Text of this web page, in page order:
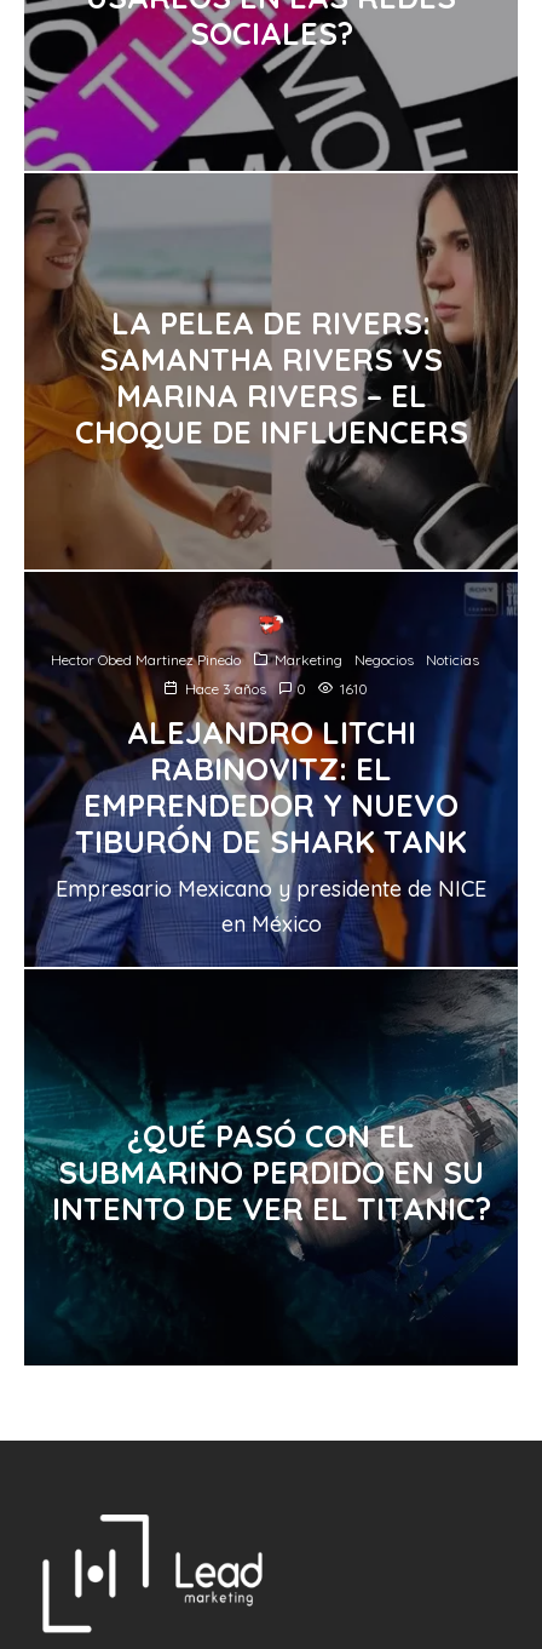
SOCIALES?
LA PELEA DE RIVERS:
SAMANTHA RIVERS VS
MARINA RIVERS – EL
CHOQUE DE INFLUENCERS
Hector Obed Martinez Pinedo Marketing Negocios
Noticias
Hace 3 años
0 1610
ALEJANDRO LITCHI
RABINOVITZ: EL
EMPRENDEDOR Y NUEVO
TIBURÓN DE SHARK TANK
Empresario Mexicano y presidente de NICE
en México
¿QUÉ PASÓ CON EL
SUBMARINO PERDIDO EN SU
INTENTO DE VER EL TITANIC?